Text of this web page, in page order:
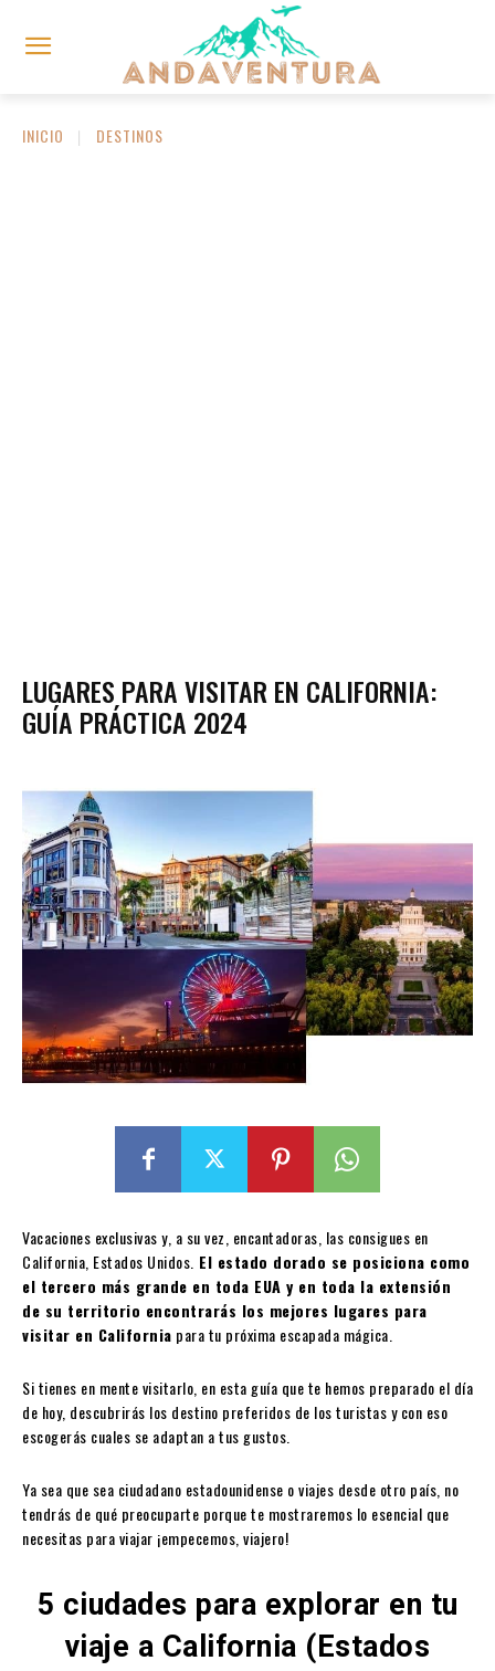
INICIO DESTINOS
LUGARES PARA VISITAR EN CALIFORNIA:
GUÍA PRÁCTICA 2024
Vacaciones exclusivas y, a su vez, encantadoras, las consigues en
California, Estados Unidos. El estado dorado se posiciona como
el tercero más grande en toda EUA y en toda la extensión
de su territorio encontrarás los mejores lugares para
visitar en California para tu próxima escapada mágica.
Si tienes en mente visitarlo, en esta guía que te hemos preparado el día
de hoy, descubrirás los destino preferidos de los turistas y con eso
escogerás cuales se adaptan a tus gustos.
Ya sea que sea ciudadano estadounidense o viajes desde otro país, no
tendrás de qué preocuparte porque te mostraremos lo esencial que
necesitas para viajar ¡empecemos, viajero!
5 ciudades para explorar en tu
viaje a California (Estados